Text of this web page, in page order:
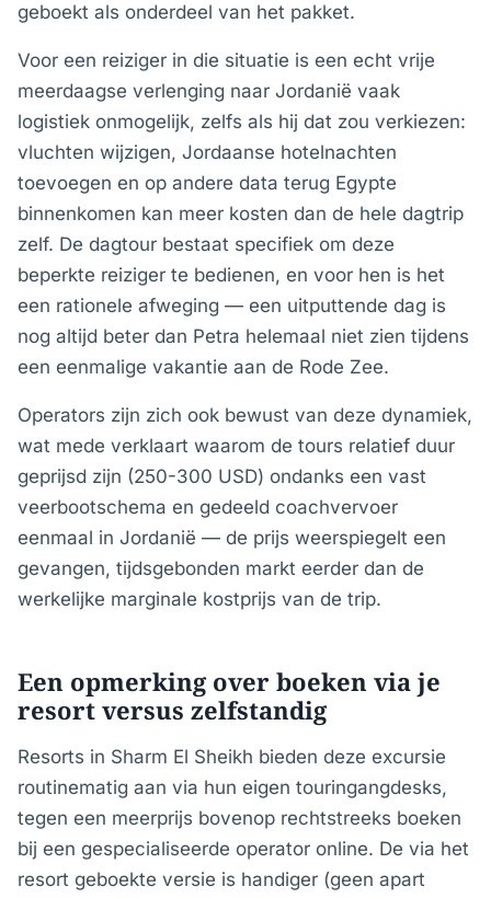
geboekt als onderdeel van het pakket.
Voor een reiziger in die situatie is een echt vrije
meerdaagse verlenging naar Jordanië vaak
logistiek onmogelijk, zelfs als hij dat zou verkiezen:
vluchten wijzigen, Jordaanse hotelnachten
toevoegen en op andere data terug Egypte
binnenkomen kan meer kosten dan de hele dagtrip
zelf. De dagtour bestaat specifiek om deze
beperkte reiziger te bedienen, en voor hen is het
een rationele afweging — een uitputtende dag is
nog altijd beter dan Petra helemaal niet zien tijdens
een eenmalige vakantie aan de Rode Zee.
Operators zijn zich ook bewust van deze dynamiek,
wat mede verklaart waarom de tours relatief duur
geprijsd zijn (250-300 USD) ondanks een vast
veerbootschema en gedeeld coachvervoer
eenmaal in Jordanië — de prijs weerspiegelt een
gevangen, tijdsgebonden markt eerder dan de
werkelijke marginale kostprijs van de trip.
Een opmerking over boeken via je
resort versus zelfstandig
Resorts in Sharm El Sheikh bieden deze excursie
routinematig aan via hun eigen touringangdesks,
tegen een meerprijs bovenop rechtstreeks boeken
bij een gespecialiseerde operator online. De via het
resort geboekte versie is handiger (geen apart